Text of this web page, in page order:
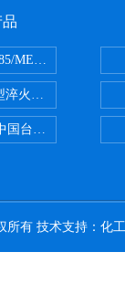
ME150ME系列
淬火介质冷却性能测
国台湾益和
有 技术支持： 化